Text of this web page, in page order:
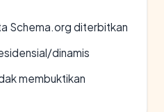
Schema.org diterbitkan
dinamis
membuktikan